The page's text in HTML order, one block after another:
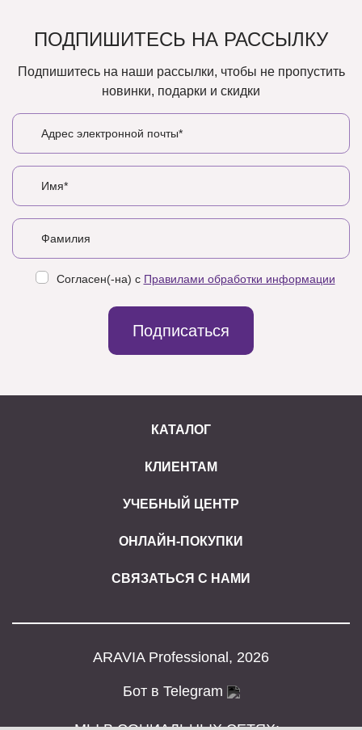
ПОДПИШИТЕСЬ НА РАССЫЛКУ
Подпишитесь на наши рассылки, чтобы не пропустить
новинки, подарки и скидки
Согласен(-на) с Правилами обработки информации
Подписаться
КАТАЛОГ
КЛИЕНТАМ
УЧЕБНЫЙ ЦЕНТР
ОНЛАЙН-ПОКУПКИ
СВЯЗАТЬСЯ С НАМИ
ARAVIA Professional, 2026
Бот в Telegram